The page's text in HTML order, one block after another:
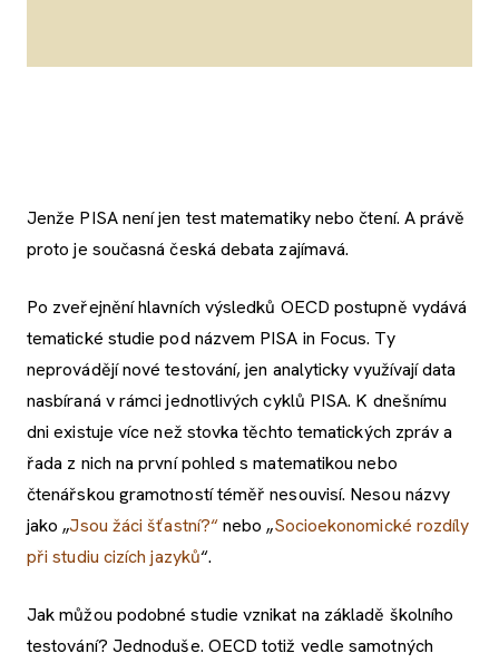
Jenže PISA není jen test matematiky nebo čtení. A právě
proto je současná česká debata zajímavá.
Po zveřejnění hlavních výsledků OECD postupně vydává
tematické studie pod názvem PISA in Focus. Ty
neprovádějí nové testování, jen analyticky využívají data
nasbíraná v rámci jednotlivých cyklů PISA. K dnešnímu
dni existuje více než stovka těchto tematických zpráv a
řada z nich na první pohled s matematikou nebo
čtenářskou gramotností téměř nesouvisí. Nesou názvy
jako „Jsou žáci šťastní?“nebo „Socioekonomické rozdíly
při studiu cizích jazyků“.
Jak můžou podobné studie vznikat na základě školního
testování? Jednoduše. OECD totiž vedle samotných